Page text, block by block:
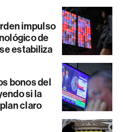
impulso
de
estabiliza
bonos del
si la
claro